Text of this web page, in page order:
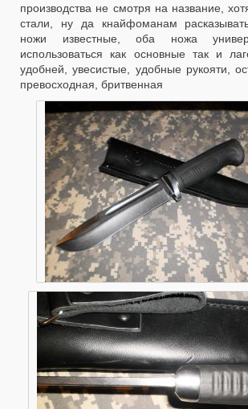
производства не смотря на название,
стали, ну да кнайфоманам
ножи известные, оба ножа
использоваться как основные так и
удобней, увесистые, удобные рукояти,
превосходная, бритвенная